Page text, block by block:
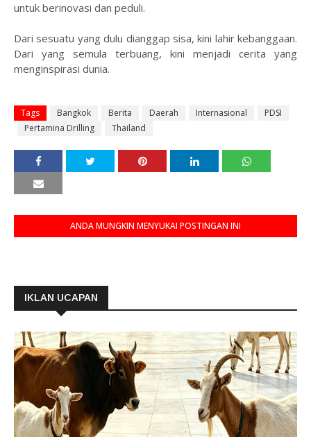
untuk berinovasi dan peduli.
Dari sesuatu yang dulu dianggap sisa, kini lahir kebanggaan.
Dari yang semula terbuang, kini menjadi cerita yang
menginspirasi dunia.
Tags Bangkok Berita Daerah Internasional
PDSI
Pertamina Drilling
Thailand
ANDA MUNGKIN MENYUKAI POSTINGAN INI
IKLAN UCAPAN